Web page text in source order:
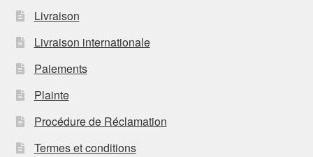
Livraison
Livraison internationale
Paiements
Plainte
Procédure de Réclamation
Termes et conditions